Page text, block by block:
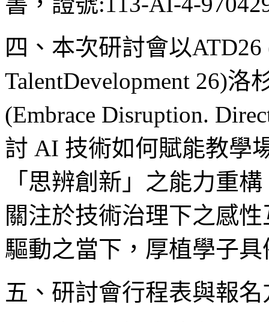
四、本次研討會以ATD26
TalentDevelopment 26)
(Embrace Disruption.
討 AI 技術如何賦能教學
「思辨創新」之能力重
關注於技術治理下之感
驅動之當下，厚植學子
五、研討會行程表與報